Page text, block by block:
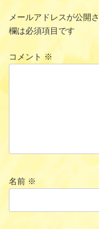
メールアドレスが公開
欄は必須項目です
コメント※
名前 ※